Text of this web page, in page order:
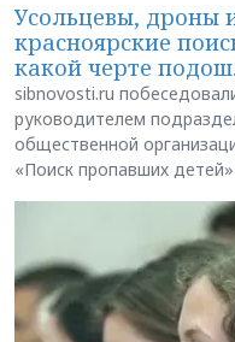
Усольцевы, дроны
красноярские
какой черте
sibnovosti.ru
руководителем
общественной
«Поиск пропавших